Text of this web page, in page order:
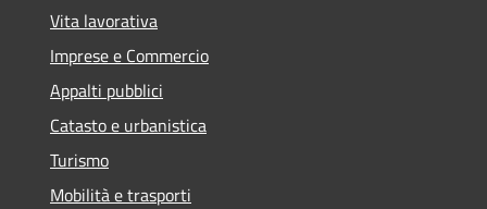
Vita lavorativa
Imprese e Commercio
Appalti pubblici
Catasto e urbanistica
Turismo
Mobilità e trasporti